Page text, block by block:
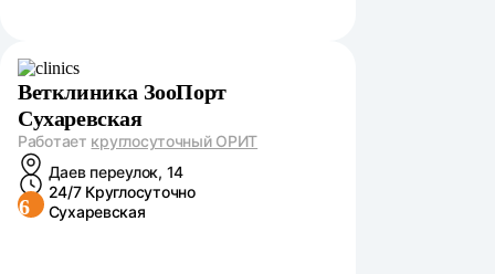
Ветклиника ЗооПорт
Сухаревская
Работает круглосуточный ОРИТ
Даев переулок, 14
24/7 Круглосуточно
6 Сухаревская